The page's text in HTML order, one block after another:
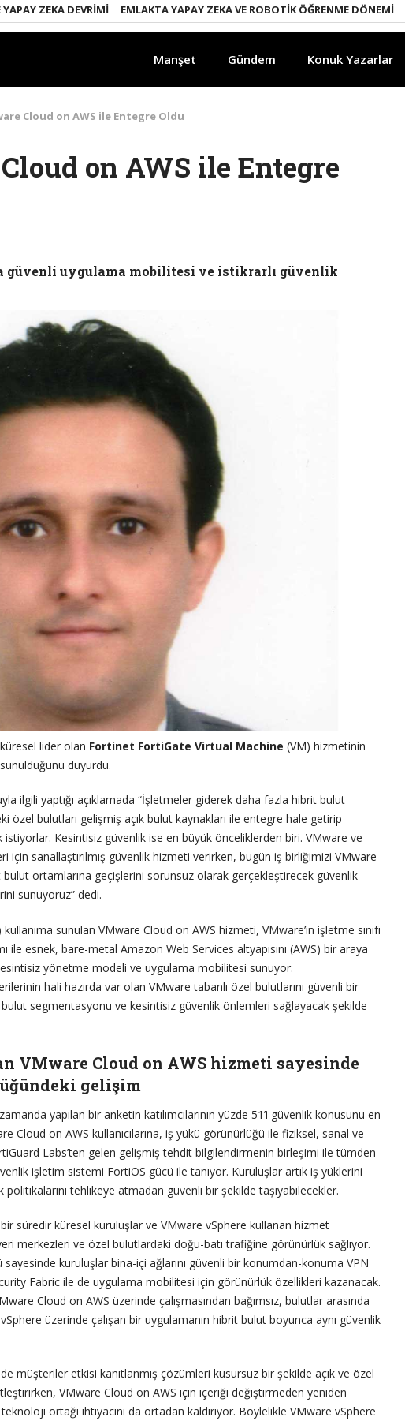
ZEKA DEVRIMI EMLAKTA YAPAY ZEKA VE ROBOTIK ÖĞRENME DÖNEMI
Manşet Gündem Konuk Yazarlar
Cloud on AWS ile Entegre Oldu
on AWS ile Entegre
güvenli uygulama mobilitesi ve istikrarlı güvenlik
lider olan Fortinet FortiGate Virtual Machine (VM) hizmetinin
duyurdu.
ilgili yaptığı açıklamada “İşletmeler giderek daha fazla hibrit bulut
bulutları gelişmiş açık bulut kaynakları ile entegre hale getirip
Kesintisiz güvenlik ise en büyük önceliklerden biri. VMware ve
için sanallaştırılmış güvenlik hizmeti verirken, bugün iş birliğimizi VMware
ortamlarına geçişlerini sorunsuz olarak gerçekleştirecek güvenlik
sunuyoruz” dedi.
sunulan VMware Cloud on AWS hizmeti, VMware’in işletme sınıfı
ile esnek, bare-metal Amazon Web Services altyapısını (AWS) bir araya
yönetme modeli ve uygulama mobilitesi sunuyor.
hali hazırda var olan VMware tabanlı özel bulutlarını güvenli bir
segmentasyonu ve kesintisiz güvenlik önlemleri sağlayacak şekilde
VMware Cloud on AWS hizmeti sayesinde
gelişim
yapılan bir anketin katılımcılarının yüzde 51’i güvenlik konusunu en
Cloud on AWS kullanıcılarına, iş yükü görünürlüğü ile fiziksel, sanal ve
Labs’ten gelen gelişmiş tehdit bilgilendirmenin birleşimi ile tümden
işletim sistemi FortiOS gücü ile tanıyor. Kuruluşlar artık iş yüklerini
tehlikeye atmadan güvenli bir şekilde taşıyabilecekler.
bir süredir küresel kuruluşlar ve VMware vSphere kullanan hizmet
veri merkezleri ve özel bulutlardaki doğu-batı trafiğine görünürlük sağlıyor.
kuruluşlar bina-içi ağlarını güvenli bir konumdan-konuma VPN
Fabric ile de uygulama mobilitesi için görünürlük özellikleri kazanacak.
Cloud on AWS üzerinde çalışmasından bağımsız, bulutlar arasında
üzerinde çalışan bir uygulamanın hibrit bulut boyunca aynı güvenlik
müşteriler etkisi kanıtlanmış çözümleri kusursuz bir şekilde açık ve özel
VMware Cloud on AWS için içeriği değiştirmeden yeniden
ortağı ihtiyacını da ortadan kaldırıyor. Böylelikle VMware vSphere